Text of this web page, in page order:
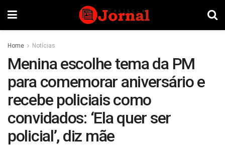
Home Notícias
Menina escolhe tema da PM
para comemorar aniversário e
recebe policiais como
convidados: ‘Ela quer ser
policial’, diz mãe